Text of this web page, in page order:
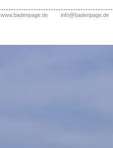
www.badenpage.de info@badenpage.de